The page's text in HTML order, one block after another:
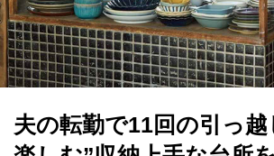
夫の転勤で11回の引っ